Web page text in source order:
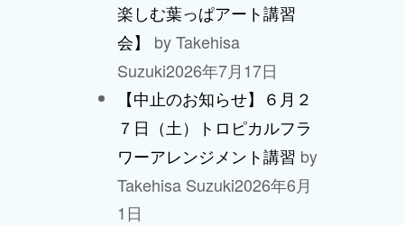
楽しむ葉っぱアート講習
会】
by Takehisa
Suzuki2026年7月17日
【中止のお知らせ】６月２
７日（土）トロピカルフラ
ワーアレンジメント講習 by
Takehisa Suzuki2026年6月
1日